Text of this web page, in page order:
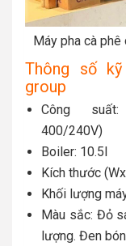
Máy pha cà
Thông số
group
Công suất:
400/240V)
Boiler: 10.5l
Kích thước
Khối lượng
Màu sắc: Đỏ
lượng. Đen